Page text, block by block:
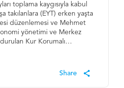
toplama kaygısıyla kabul
takılanlara (EYT) erken yaşta
düzenlemesi ve Mehmet
yönetimi ve Merkez
Kur Korumalı…